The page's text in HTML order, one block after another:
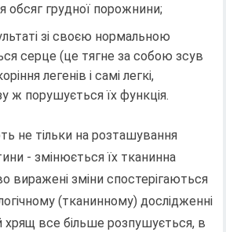
обсяг грудної порожнини;
зі своєю нормальною
серце (це тягне за собою зсув
легенів і самі легкі,
ж порушується їх функція.
не тільки на розташування
- змінюється їх тканинна
виражені зміни спостерігаються
(тканинному) дослідженні
хрящ все більше розпушується, в